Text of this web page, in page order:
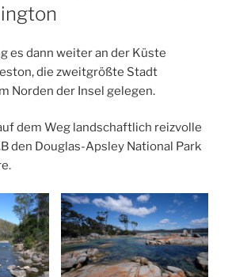
es dann weiter an der Küste
die zweitgrößte Stadt
Norden der Insel gelegen.
dem Weg landschaftlich reizvolle
den Douglas-Apsley National Park